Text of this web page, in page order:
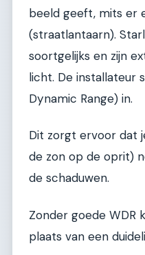
beeld geeft, mits er
(straatlantaarn).
soortgelijks en zijn
licht. De installateur
Dynamic Range) in.
Dit zorgt ervoor dat
de zon op de oprit)
de schaduwen.
Zonder goede WDR
plaats van een